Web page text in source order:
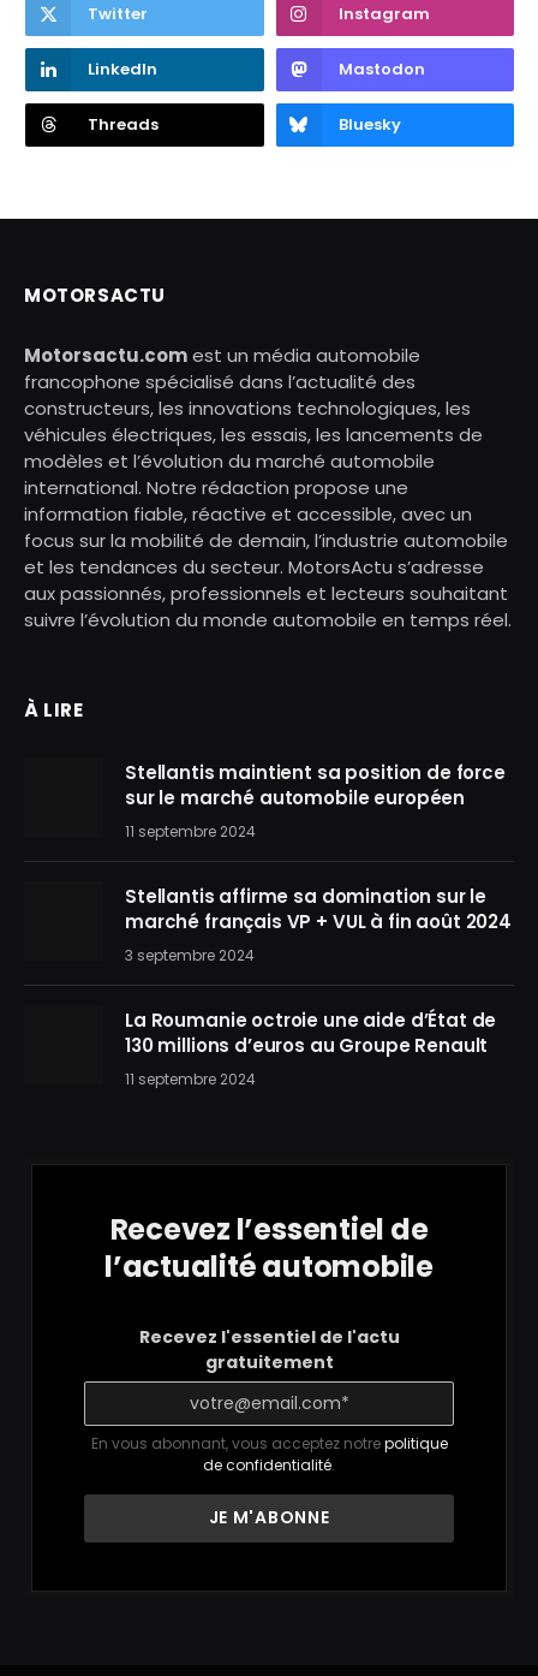
Twitter Instagram
LinkedIn Mastodon
Threads Bluesky
MOTORSACTU
Motorsactu.comest un média automobile
francophone spécialisé dans l’actualité des
constructeurs, les innovations technologiques, les
véhicules électriques, les essais, les lancements de
modèles et l’évolution du marché automobile
international. Notre rédaction propose une
information fiable, réactive et accessible, avec un
focus sur la mobilité de demain, l’industrie automobile
et les tendances du secteur. MotorsActu s’adresse
aux passionnés, professionnels et lecteurs souhaitant
suivre l’évolution du monde automobile en temps réel.
À LIRE
Stellantis maintient sa position de force
sur le marché automobile européen
11 septembre 2024
Stellantis affirme sa domination sur le
marché français VP + VUL à fin août 2024
3 septembre 2024
La Roumanie octroie une aide d’État de
130 millions d’euros au Groupe Renault
11 septembre 2024
Recevez l’essentiel de
l’actualité automobile
Recevez l'essentiel de l'actu
gratuitement
En vous abonnant, vous acceptez notrepolitique
de confidentialité.